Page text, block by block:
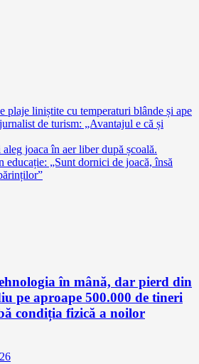
plaje liniștite cu temperaturi blânde și ape
de turism: „Avantajul e că și
joaca în aer liber după școală.
educație: „Sunt dornici de joacă, însă
în mână, dar pierd din
pe aproape 500.000 de tineri
condiția fizică a noilor